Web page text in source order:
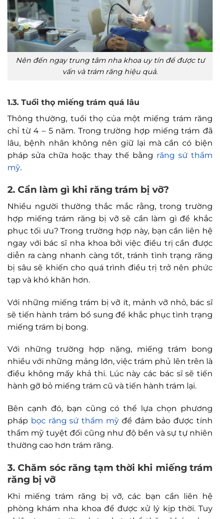
Nên đến ngay trung tâm nha khoa uy tín để được tư
vấn và trám răng hiệu quả.
1.3. Tuổi thọ miếng trám quá lâu
Thông thường, tuổi thọ của một miếng trám răng
chỉ từ 4 – 5 năm. Trong trường hợp miếng trám đã
lâu, bệnh nhân không nên giữ lại mà cần có biện
pháp sửa chữa hoặc thay thế bằng răng sứ thẩm
mỹ.
2. Cần làm gì khi răng trám bị vỡ?
Nhiều người thường thắc mắc rằng, trong trường
hợp miếng trám răng bị vỡ sẽ cần làm gì để khắc
phục tối ưu? Trong trường hợp này, bạn cần liên hệ
ngay với bác sĩ nha khoa bởi việc điều trị cần được
diễn ra càng nhanh càng tốt, tránh tình trạng răng
bị sâu sẽ khiến cho quá trình điều trị trở nên phức
tạp và khó khăn hơn.
Với những miếng trám bị vỡ ít, mảnh vỡ nhỏ, bác sĩ
sẽ tiến hành trám bổ sung để khắc phục tình trạng
miếng trám bị bong.
Với những trường hợp nặng, miếng trám bong
nhiều với những mảng lớn, việc trám phủ lên trên là
điều không mấy khả thi. Lúc này các bác sĩ sẽ tiến
hành gỡ bỏ miếng trám cũ và tiến hành trám lại.
Bên cạnh đó, bạn cũng có thể lựa chọn phương
pháp bọc răng sứ thẩm mỹ để đảm bảo được tính
thẩm mỹ tuyệt đối cũng như độ bền và sự tự nhiên
thường cao hơn trám răng.
3. Chăm sóc răng tạm thời khi miếng trám
răng bị vỡ
Khi miếng trám răng bị vỡ, các bạn cần liên hệ
phòng khám nha khoa để được xử lý kịp thời. Tuy